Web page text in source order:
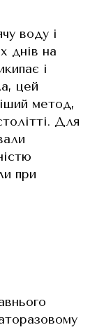
воду і
днів на
і
цей
метод,
Для
при